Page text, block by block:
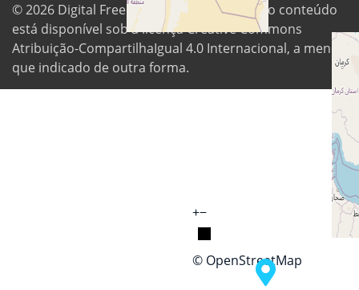
+−
© OpenStreetMap
© 2026 Digital Freedom Foundation. Todo o conteúdo
está disponível sob a licença Creative Commons
Atribuição-CompartilhaIgual 4.0 Internacional, a menos
que indicado de outra forma.